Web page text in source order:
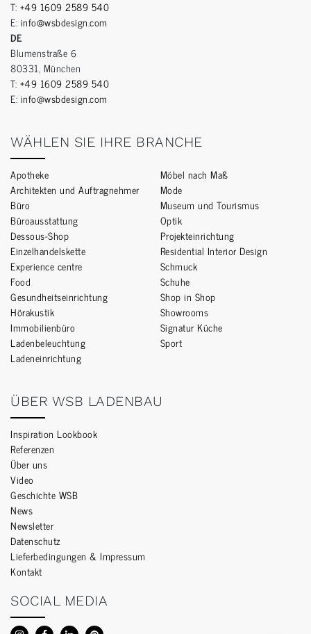
T: +49 1609 2589 540
E: info@wsbdesign.com
DE
Blumenstraße 6
80331, München
T: +49 1609 2589 540
E: info@wsbdesign.com
WÄHLEN SIE IHRE BRANCHE
Apotheke
Architekten und Auftragnehmer
Büro
Büroausstattung
Dessous-Shop
Einzelhandelskette
Experience centre
Food
Gesundheitseinrichtung
Hörakustik
Immobilienbüro
Ladenbeleuchtung
Ladeneinrichtung
Möbel nach Maß
Mode
Museum und Tourismus
Optik
Projekteinrichtung
Residential Interior Design
Schmuck
Schuhe
Shop in Shop
Showrooms
Signatur Küche
Sport
ÜBER WSB LADENBAU
Inspiration Lookbook
Referenzen
Über uns
Video
Geschichte WSB
News
Newsletter
Datenschutz
Lieferbedingungen & Impressum
Kontakt
SOCIAL MEDIA